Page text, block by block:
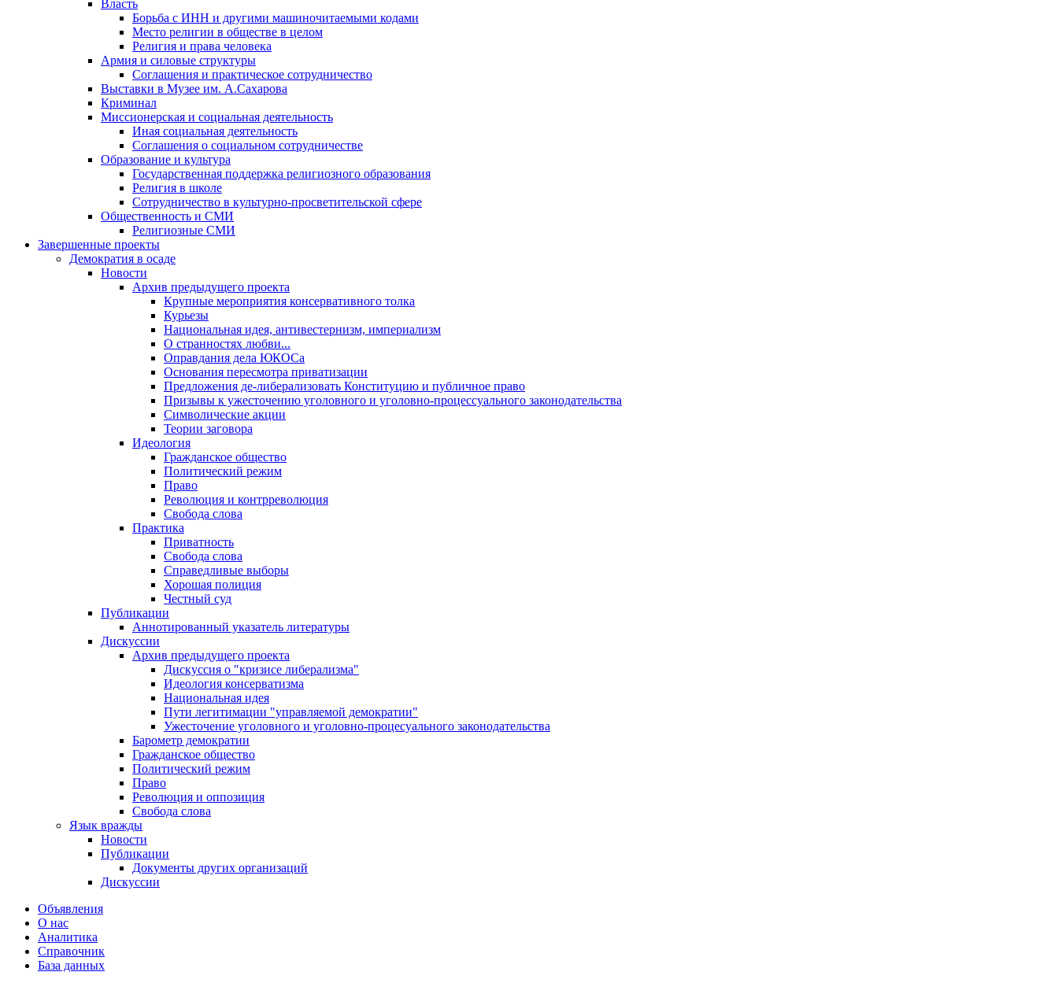
Власть
Борьба с ИНН и другими машиночитаемыми кодами
Место религии в обществе в целом
Религия и права человека
Армия и силовые структуры
Соглашения и практическое сотрудничество
Выставки в Музее им. А.Сахарова
Криминал
Миссионерская и социальная деятельность
Иная социальная деятельность
Соглашения о социальном сотрудничестве
Образование и культура
Государственная поддержка религиозного образования
Религия в школе
Сотрудничество в культурно-просветительской сфере
Общественность и СМИ
Религиозные СМИ
Завершенные проекты
Демократия в осаде
Новости
Архив предыдущего проекта
Крупные мероприятия консервативного толка
Курьезы
Национальная идея, антивестернизм, империализм
О странностях любви...
Оправдания дела ЮКОСа
Основания пересмотра приватизации
Предложения де-либерализовать Конституцию и публичное право
Призывы к ужесточению уголовного и уголовно-процессуального законодательства
Символические акции
Теории заговора
Идеология
Гражданское общество
Политический режим
Право
Революция и контрреволюция
Свобода слова
Практика
Приватность
Свобода слова
Справедливые выборы
Хорошая полиция
Честный суд
Публикации
Аннотированный указатель литературы
Дискуссии
Архив предыдущего проекта
Дискуссия о "кризисе либерализма"
Идеология консерватизма
Национальная идея
Пути легитимации "управляемой демократии"
Ужесточение уголовного и уголовно-процесуального законодательства
Барометр демократии
Гражданское общество
Политический режим
Право
Революция и оппозиция
Свобода слова
Язык вражды
Новости
Публикации
Документы других организаций
Дискуссии
Объявления
О нас
Аналитика
Справочник
База данных